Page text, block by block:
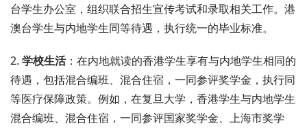
台学生办公室，组织联合招生宣传考试和录取相关工作。港
澳台学生与内地学生同等待遇，执行统一的毕业标准。
2. 学校生活：在内地就读的香港学生享有与内地学生相同的
待遇，包括混合编班、混合住宿，一同参评奖学金，执行同
等医疗保障政策。例如，在复旦大学，香港学生与内地学生
混合编班、混合住宿，一同参评国家奖学金、上海市奖学